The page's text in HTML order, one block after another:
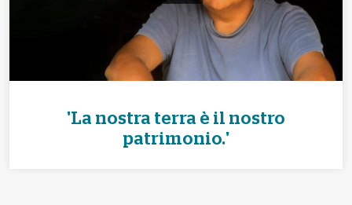
'La nostra terra è il nostro
patrimonio.'